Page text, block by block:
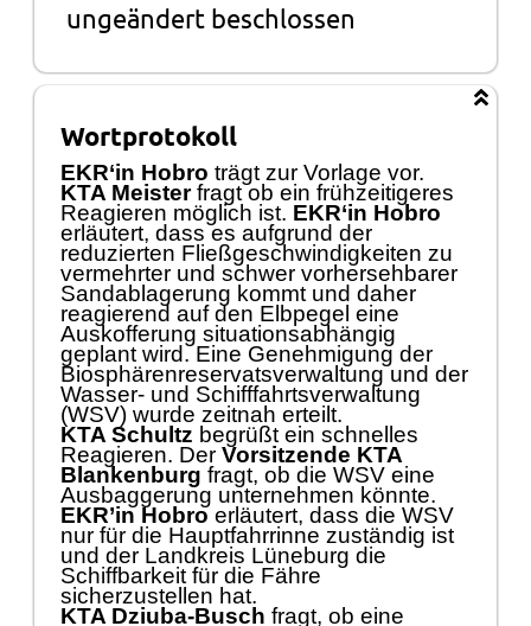
ungeändert beschlossen
Wortprotokoll
EKR‘in Hobro trägt zur Vorlage vor.
KTA Meisterfragt ob ein frühzeitigeres
Reagieren möglich ist. EKR‘in Hobro
erläutert, dass es aufgrund der
reduzierten Fließgeschwindigkeiten zu
vermehrter und schwer vorhersehbarer
Sandablagerung kommt und daher
reagierend auf den Elbpegel eine
Auskofferung situationsabhängig
geplant wird. Eine Genehmigung der
Biosphärenreservatsverwaltung und der
Wasser- und Schifffahrtsverwaltung
(WSV) wurde zeitnah erteilt.
KTA Schultz begrüßt ein schnelles
Reagieren. DerVorsitzende KTA
Blankenburg fragt, ob die WSV eine
Ausbaggerung unternehmen könnte.
EKR’in Hobro erläutert, dass die WSV
nur für die Hauptfahrrinne zuständig ist
und der Landkreis Lüneburg die
Schiffbarkeit für die Fähre
sicherzustellen hat.
KTA Dziuba-Busch fragt, ob eine